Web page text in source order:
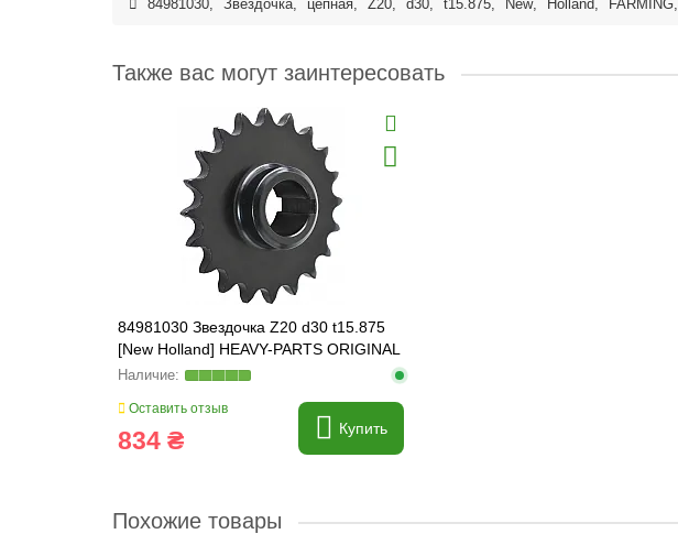
84981030, Звездочка, цепная, Z20, d30, t15.875, New, Holland, FARMING,
Также вас могут заинтересовать
84981030 Звездочка Z20 d30 t15.875
[New Holland] HEAVY-PARTS ORIGINAL
Оставить отзыв
834 ₴ Купить
Похожие товары